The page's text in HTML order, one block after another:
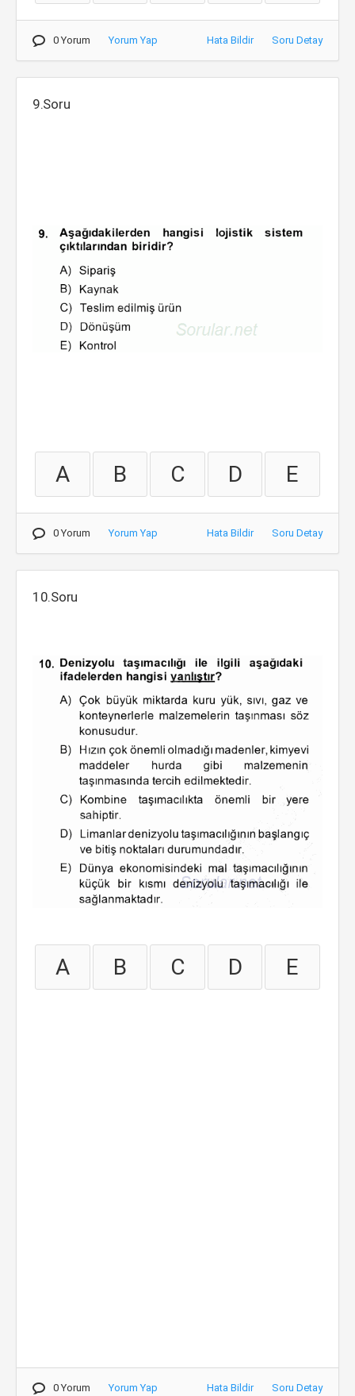
0 Yorum Yorum Yap Hata Bildir Soru Detay
9.Soru
A B C D E
0 Yorum Yorum Yap Hata Bildir Soru Detay
10.Soru
A B C D E
0 Yorum Yorum Yap Hata Bildir Soru Detay